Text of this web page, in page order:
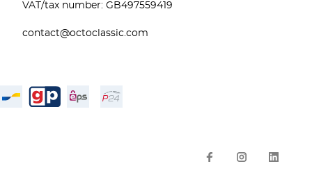
VAT/tax number: GB497559419
contact@octoclassic.com